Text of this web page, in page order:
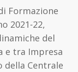
Formazione
2021-22,
del
e tra Impresa
della Centrale